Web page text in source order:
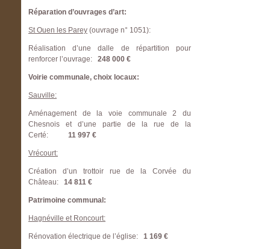
Réparation d’ouvrages d’art:
St Ouen les Parey (ouvrage n° 1051):
Réalisation d’une dalle de répartition pour
renforcer l’ouvrage:
248 000 €
Voirie communale, choix locaux:
Sauville:
Aménagement de la voie communale 2 du
Chesnois et d’une partie de la rue de la
Certé:
11 997 €
Vrécourt:
Création d’un trottoir rue de la Corvée du
Château: 14 811 €
Patrimoine communal:
Hagnéville et Roncourt:
Rénovation électrique de l’église: 1 169 €